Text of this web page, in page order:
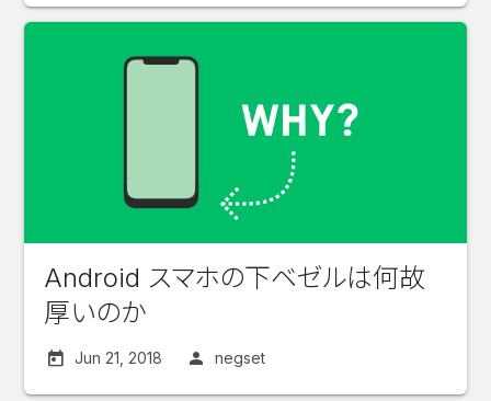
Android スマホの下ベゼルは何故
厚いのか
Jun 21, 2018 negset